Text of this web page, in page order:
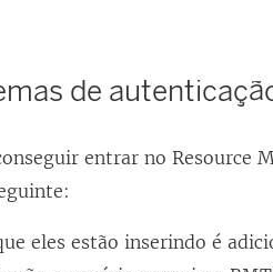
de
entrar no Resource
eles estão inserindo é